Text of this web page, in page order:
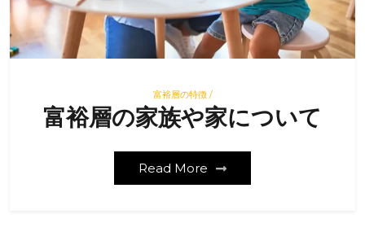
富裕層の特徴 /
富裕層の家族や家について
Read More